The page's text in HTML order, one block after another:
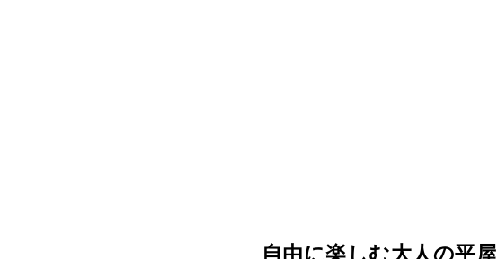
自由に楽しむ大人の平屋